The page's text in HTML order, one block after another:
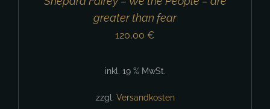
greater than fear
120,00 €
inkl. 19 % MwSt.
zzgl. Versandkosten